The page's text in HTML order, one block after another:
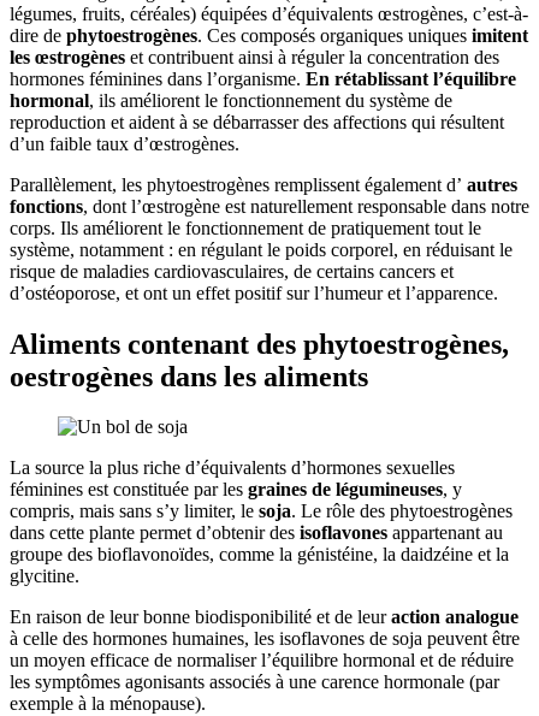
légumes, fruits, céréales) équipées d’équivalents œstrogènes, c’est-à-
dire de phytoestrogènes. Ces composés organiques uniques imitent
les œstrogènes et contribuent ainsi à réguler la concentration des
hormones féminines dans l’organisme. En rétablissant l’équilibre
hormonal, ils améliorent le fonctionnement du système de
reproduction et aident à se débarrasser des affections qui résultent
d’un faible taux d’œstrogènes.
Parallèlement, les phytoestrogènes remplissent également d’ autres
fonctions, dont l’œstrogène est naturellement responsable dans notre
corps. Ils améliorent le fonctionnement de pratiquement tout le
système, notamment : en régulant le poids corporel, en réduisant le
risque de maladies cardiovasculaires, de certains cancers et
d’ostéoporose, et ont un effet positif sur l’humeur et l’apparence.
Aliments contenant des phytoestrogènes,
oestrogènes dans les aliments
La source la plus riche d’équivalents d’hormones sexuelles
féminines est constituée par les graines de légumineuses, y
compris, mais sans s’y limiter, le soja. Le rôle des phytoestrogènes
dans cette plante permet d’obtenir des isoflavones appartenant au
groupe des bioflavonoïdes, comme la génistéine, la daidzéine et la
glycitine.
En raison de leur bonne biodisponibilité et de leuraction analogue
à celle des hormones humaines, les isoflavones de soja peuvent être
un moyen efficace de normaliser l’équilibre hormonal et de réduire
les symptômes agonisants associés à une carence hormonale (par
exemple à la ménopause).